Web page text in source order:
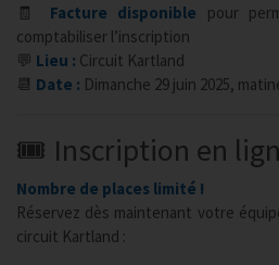
🧾 Facture disponible pour
comptabiliser l’inscription
💬 Lieu : Circuit Kartland
📆 Date : Dimanche 29 juin 2025,
🎟️ Inscription en
Nombre de places limité !
Réservez dès maintenant votre
circuit Kartland :